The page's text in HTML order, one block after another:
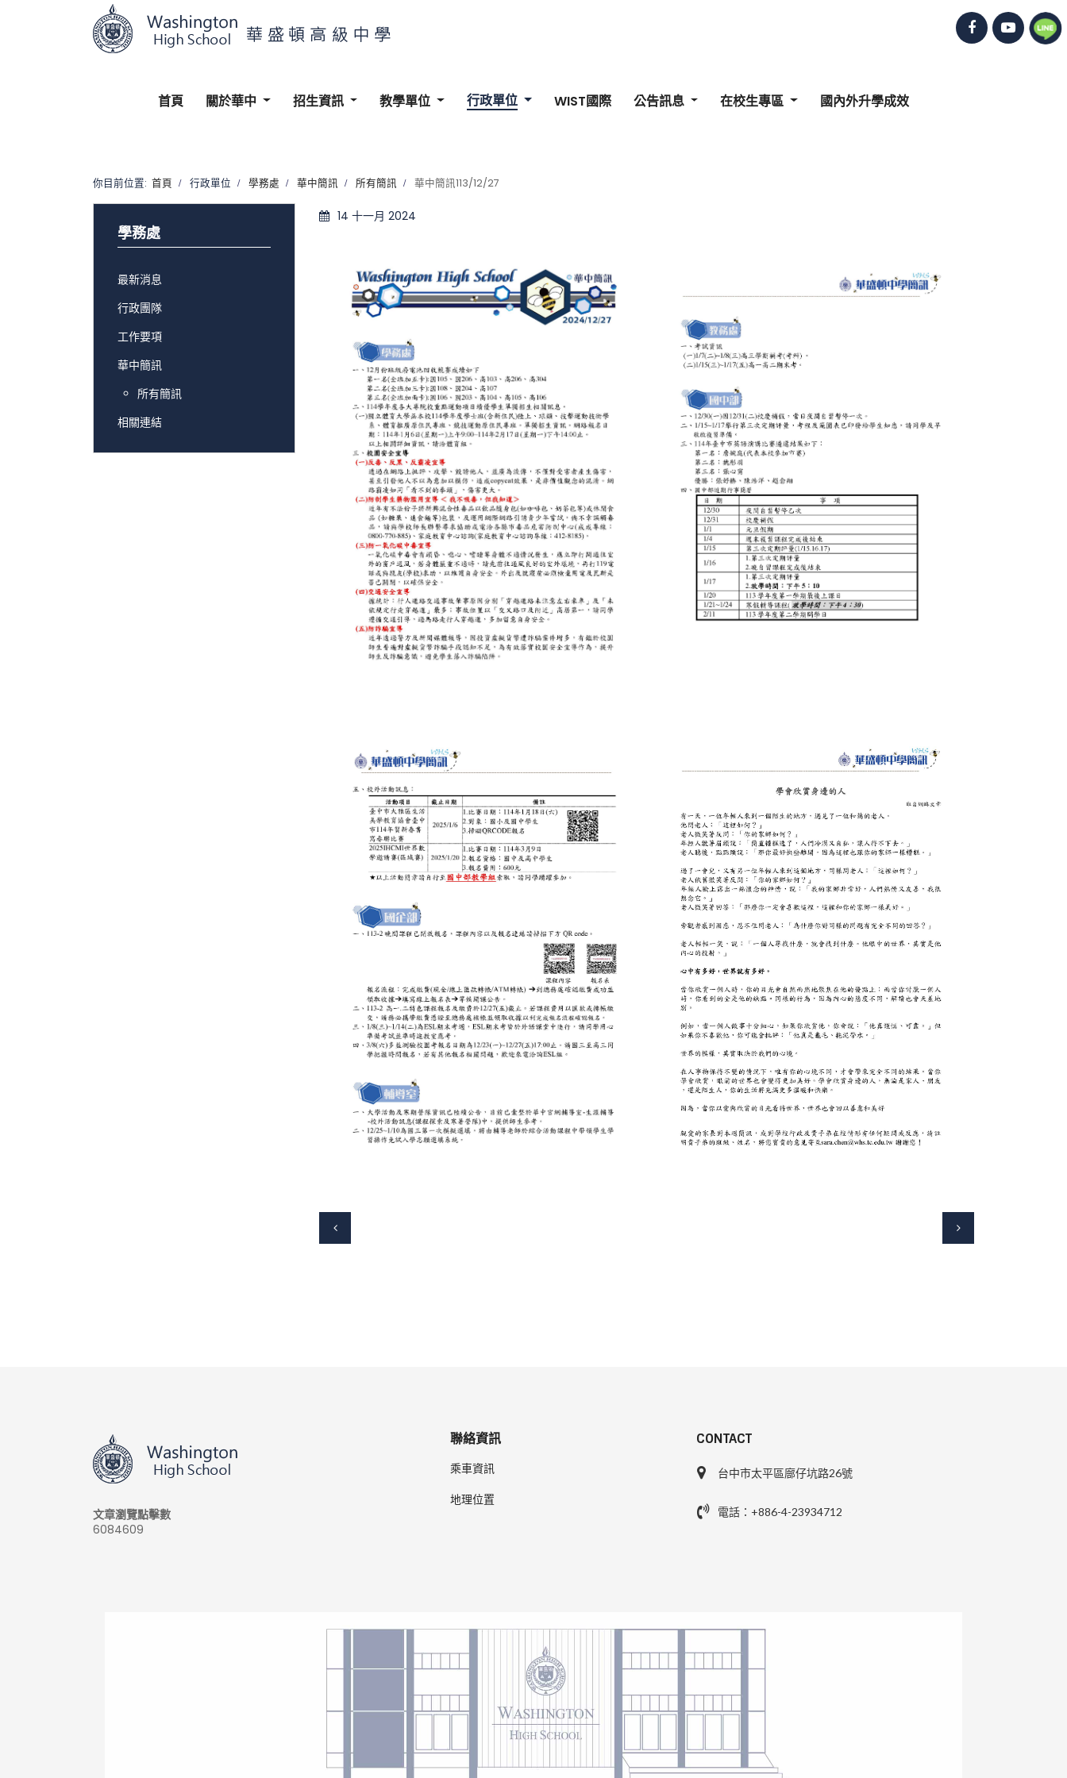
首頁 關於華中 招生資訊 教學單位 行政單位 WIST國際 公告訊息 在校生專區 國內外升學成效
你目前位置: 首頁 行政單位 學務處 華中簡訊 所有簡訊 華中簡訊113/12/27
14 十一月 2024
學務處
最新消息
行政團隊
工作要項
華中簡訊
所有簡訊
相關連結
文章瀏覽點擊數
6084609
聯絡資訊
乘車資訊
地理位置
CONTACT
台中市太平區廍仔坑路26號
電話：+886-4-23934712